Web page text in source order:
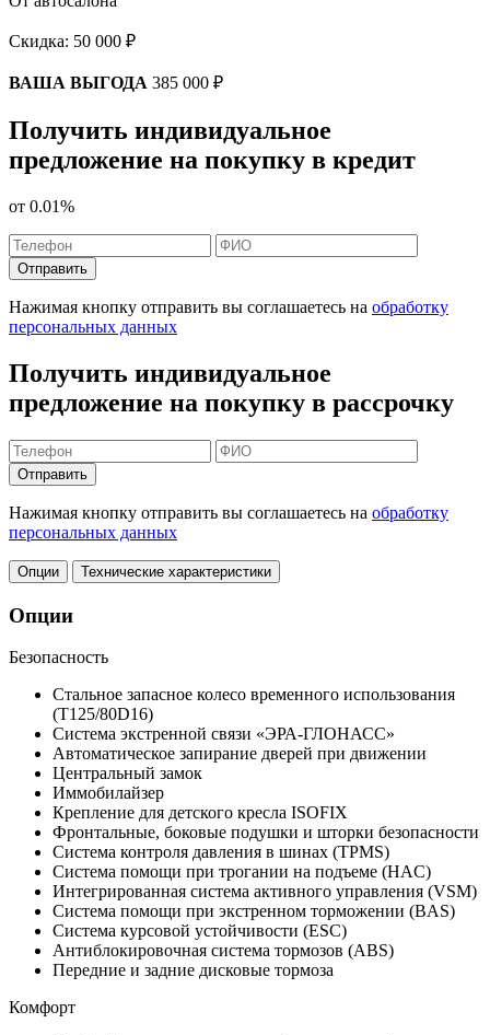
Скидка: 50 000 ₽
ВАША ВЫГОДА 385 000 ₽
Получить индивидуальное
предложение на покупку в кредит
от 0.01%
Отправить
Нажимая кнопку отправить вы соглашаетесь на обработку
персональных данных
Получить индивидуальное
предложение на покупку в рассрочку
Отправить
Нажимая кнопку отправить вы соглашаетесь на обработку
персональных данных
Опции Технические характеристики
Опции
Безопасность
Стальное запасное колесо временного использования
(T125/80D16)
Система экстренной связи «ЭРА-ГЛОНАСС»
Автоматическое запирание дверей при движении
Центральный замок
Иммобилайзер
Крепление для детского кресла ISOFIX
Фронтальные, боковые подушки и шторки безопасности
Система контроля давления в шинах (TPMS)
Система помощи при трогании на подъеме (HAC)
Интегрированная система активного управления (VSM)
Система помощи при экстренном торможении (BAS)
Система курсовой устойчивости (ESC)
Антиблокировочная система тормозов (ABS)
Передние и задние дисковые тормоза
Комфорт